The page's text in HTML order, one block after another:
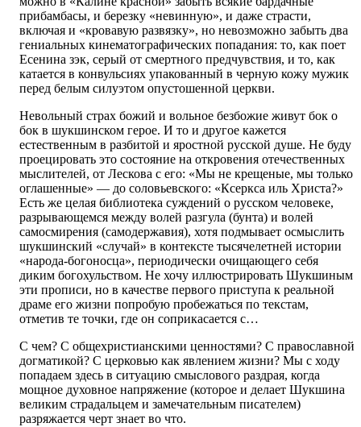
прибамбасы, и березку «невинную», и даже страсти,
включая и «кровавую развязку», но невозможно забыть два
гениальных кинематографических попадания: то, как поет
Есенина зэк, серый от смертного предчувствия, и то, как
катается в конвульсиях упакованный в черную кожу мужик
перед белым силуэтом опустошенной церкви.
Невольный страх божий и вольное безбожие живут бок о
бок в шукшинском герое. И то и другое кажется
естественным в разбитой и яростной русской душе. Не буду
проецировать это состояние на откровения отечественных
мыслителей, от Лескова с его: «Мы не крещеные, мы только
оглашенные» — до соловьевского: «Ксеркса иль Христа?»
Есть же целая библиотека суждений о русском человеке,
разрывающемся между волей разгула (бунта) и волей
самосмирения (самодержавия), хотя подмывает осмыслить
шукшинский «случай» в контексте тысячелетней истории
«народа-богоносца», периодически очищающего себя
диким богохульством. Не хочу иллюстрировать Шукшиным
эти прописи, но в качестве первого приступа к реальной
драме его жизни попробую пробежаться по текстам,
отметив те точки, где он соприкасается с…
С чем? С общехристианскими ценностями? С православной
догматикой? С церковью как явлением жизни? Мы с ходу
попадаем здесь в ситуацию смыслового раздрая, когда
мощное духовное напряжение (которое и делает Шукшина
великим страдальцем и замечательным писателем)
разряжается черт знает во что.